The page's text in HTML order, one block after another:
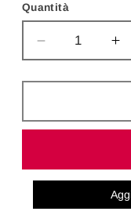
Quantità
Diminuisci
quantità
per
HARD
-
URETRALE
IN
-
IN